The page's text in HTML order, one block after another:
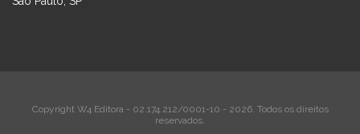
Copyright W4 Editora - 02.174.212/0001-10 - 2026. Todos os direitos
reservados.